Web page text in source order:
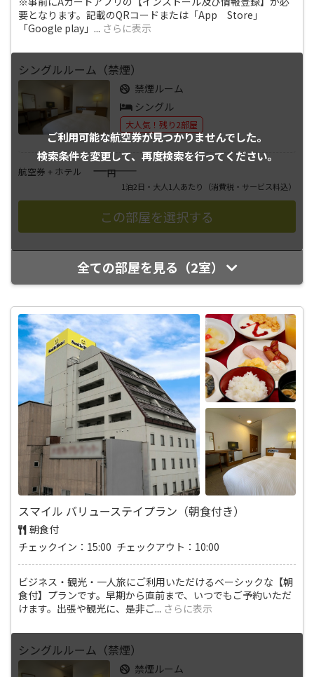
要となります。記載のQRコードまたは「App Store」
「Google play」 ... さらに表示
ご利用可能な航空券が見つかりませんでした。
検索条件を変更して、 再度検索を行ってください。
シングルルーム（禁煙）
禁煙ルーム
シングル
大人気！残り2部屋
航空券 + ホテル ――――円
1泊2日・大人1人あたり （消費税・サービス料込）
全ての部屋を見る（2室）
スマイル バリューステイプラン（朝食付き）
朝食付
チェックイン：15:00 チェックアウト：10:00
ビジネス・観光・一人旅にご利用いただけるベーシックな【朝
食付】プランです。早期から直前まで、いつでもご予約いただ
けます。出張や観光に、是非ご... さらに表示
シングルルーム（禁煙）
禁煙ルーム